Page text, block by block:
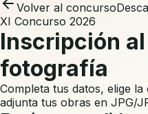
Volver al concurso
XI Concurso 2026
Inscripción
fotografía
Completa tus datos, elige
adjunta tus obras en JPG/